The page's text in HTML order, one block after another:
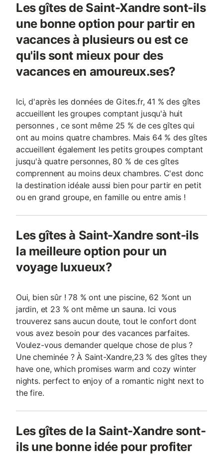
Les gîtes de Saint-Xandre sont-ils
une bonne option pour partir en
vacances à plusieurs ou est ce
qu'ils sont mieux pour des
vacances en amoureux.ses?
Ici, d'après les données de Gites.fr, 41 % des gîtes
accueillent les groupes comptant jusqu'à huit
personnes , ce sont même 25 % de ces gîtes qui
ont au moins quatre chambres. Mais 64 % des gîtes
accueillent également les petits groupes comptant
jusqu'à quatre personnes, 80 % de ces gîtes
comprennent au moins deux chambres. C'est donc
la destination idéale aussi bien pour partir en petit
ou en grand groupe, en famille ou entre amis !
Les gîtes à Saint-Xandre sont-ils
la meilleure option pour un
voyage luxueux?
Oui, bien sûr ! 78 % ont une piscine, 62 %ont un
jardin, et 23 % ont même un sauna. Ici vous
trouverez sans aucun doute, tout le confort dont
vous avez besoin pour des vacances parfaites.
Voulez-vous demander quelque chose de plus ?
Une cheminée ? À Saint-Xandre,23 % des gîtes they
have one, which promises warm and cozy winter
nights. perfect to enjoy of a romantic night next to
the fire.
Les gîtes de la Saint-Xandre sont-
ils une bonne idée pour profiter